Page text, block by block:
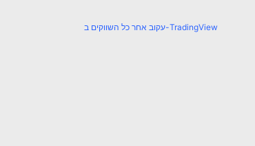
עקוב אחר כל השווקים ב-TradingView